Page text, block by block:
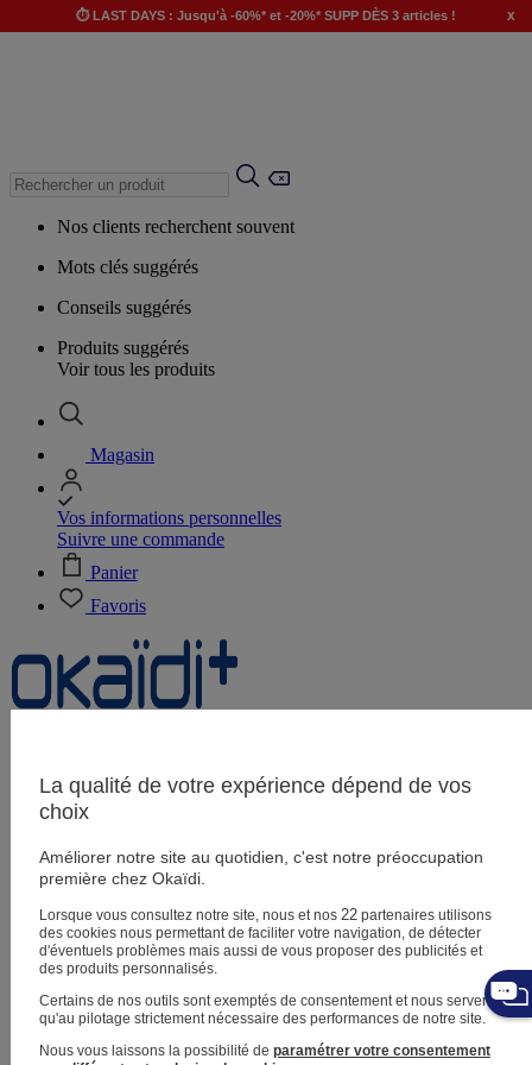
⏱️ LAST DAYS : Jusqu'à -60%* et -20%* SUPP DÈS 3 articles ! x
Nos clients recherchent souvent
Mots clés suggérés
Conseils suggérés
Produits suggérés
Voir tous les produits
Magasin
Vos informations personnelles
Suivre une commande
Panier
Favoris
Magasins
Aide et contact
Livraison
Retour
Bébé fille3 mois - 5 ans
La qualité de votre expérience dépend de vos
choix
Améliorer notre site au quotidien, c'est notre préoccupation
première chez Okaïdi.
Lorsque vous consultez notre site, nous et nos 22partenaires utilisons
des cookies nous permettant de faciliter votre navigation, de détecter
d'éventuels problèmes mais aussi de vous proposer des publicités et
des produits personnalisés.
Certains de nos outils sont exemptés de consentement et nous servent
qu'au pilotage strictement nécessaire des performances de notre site.
Nous vous laissons la possibilité de paramétrer votre consentement